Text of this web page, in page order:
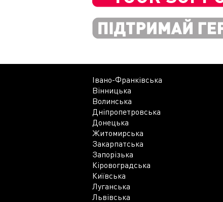
Івано-Франківська
Вінницька
Волинська
Дніпропетровська
Донецька
Житомирська
Закарпатська
Запорізька
Кіровоградська
Київська
Луганська
Львівська